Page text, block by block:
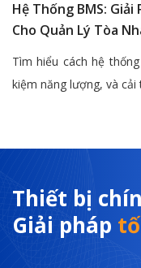
Hệ Thống BMS: Giải
Cho Quản Lý Tòa
Tìm hiểu cách hệ
kiệm năng lượng, và cải
Thiết bị
Giải pháp